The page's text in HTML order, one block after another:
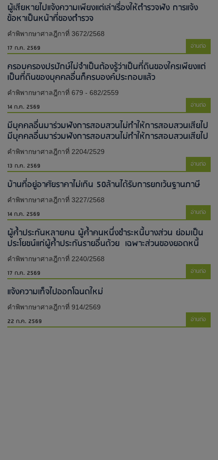
ผู้เสียหายไปแจ้งความเพียงแต่เล่าเรื่องให้ตำรวจฟัง การแจ้ง
ข้อหาเป็นหน้าที่ของตำรวจ
คำพิพากษาศาลฎีกาที่ 3672/2568
17 ก.ค. 2569 อ่านต่อ
ครอบครองปรปักษ์ไม่จำเป็นต้องรู้ว่าเป็นที่ดินของใครเพียงแต่
เป็นที่ดินของบุคคลอื่นก็ครบองค์ประกอบแล้ว
คำพิพากษาศาลฎีกาที่ 679 - 682/2559
14 ก.ค. 2569 อ่านต่อ
มีบุคคลอื่นมาร่วมฟังการสอบสวนไม่ทำให้การสอบสวนเสียไป​
มีบุคคลอื่นมาร่วมฟังการสอบสวนไม่ทำให้การสอบสวนเสียไป​
คำพิพากษาศาลฎีกาที่ 2204/2529
13 ก.ค. 2569 อ่านต่อ
บ้านที่อยู่อาศัยราคาไม่เกิน 50ล้านได้รับการยกเว้นฐานภาษี
คำพิพากษาศาลฎีกาที่ 3227/2568
14 ก.ค. 2569 อ่านต่อ
ผู้ค้ำประกันหลายคน ผู้ค้ำคนหนึ่งชำระหนี้บางส่วน ย่อมเป็น
ประโยชน์แก่ผู้ค้ำประกันรายอื่นด้วย เฉพาะส่วนของยอดหนี้
คำพิพากษาศาลฎีกาที่ 2240/2568
17 ก.ค. 2569 อ่านต่อ
แจ้งความเท็จไปออกโฉนดใหม่​
คำพิพากษาศาลฎีกาที่ 914/2569
22 ก.ค. 2569 อ่านต่อ